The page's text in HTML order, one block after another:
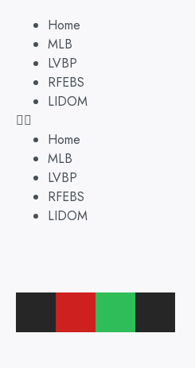
Home
MLB
LVBP
RFEBS
LIDOM
Home
MLB
LVBP
RFEBS
LIDOM